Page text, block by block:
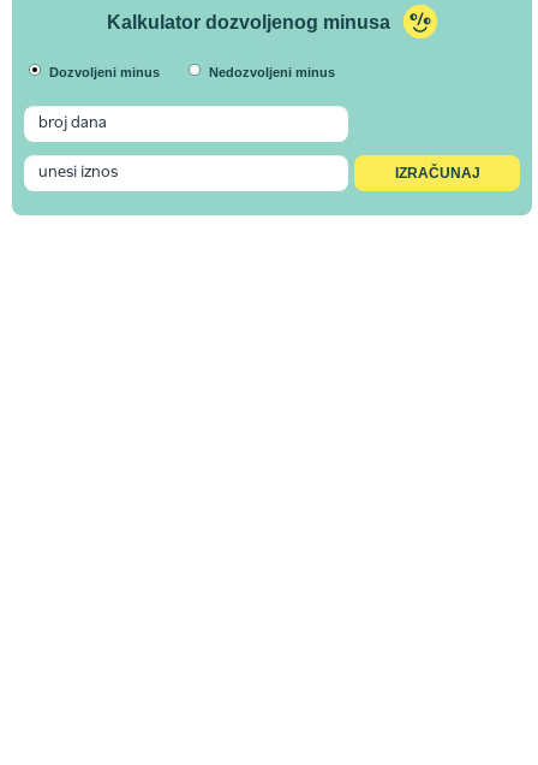
Kalkulator dozvoljenog minusa
Dozvoljeni minus Nedozvoljeni minus